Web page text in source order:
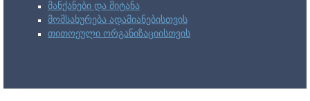
მანქანები და მიტანა
მომსახურება ადამიანებისთვის
თითოეული ორგანიზაციისთვის